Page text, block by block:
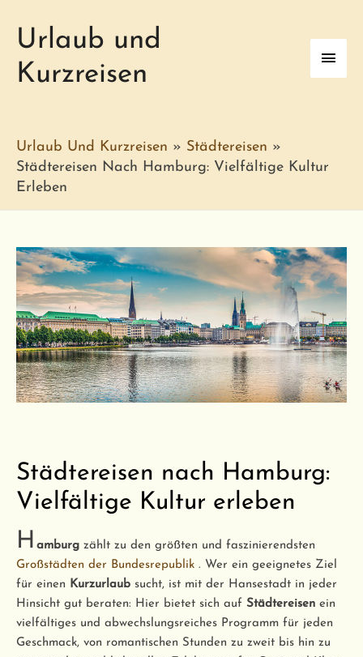
Urlaub und
Kurzreisen
Urlaub Und Kurzreisen » Städtereisen »
Städtereisen Nach Hamburg: Vielfältige Kultur
Erleben
Städtereisen nach Hamburg:
Vielfältige Kultur erleben
H amburgzählt zu den größten und faszinierendsten
Großstädten der Bundesrepublik . Wer ein geeignetes Ziel
für einen Kurzurlaub sucht, ist mit der Hansestadt in jeder
Hinsicht gut beraten: Hier bietet sich auf Städtereisen ein
vielfältiges und abwechslungsreiches Programm für jeden
Geschmack, von romantischen Stunden zu zweit bis hin zu